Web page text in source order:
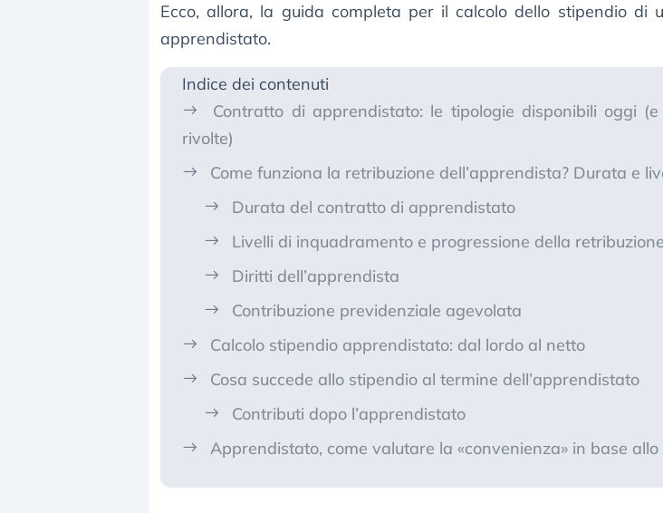
Ecco, allora, la guida completa per il calcolo dello stipendio di
apprendistato.
Indice dei contenuti
Contratto di apprendistato: le tipologie disponibili oggi
rivolte)
Come funziona la retribuzione dell’apprendista? Durata e
Durata del contratto di apprendistato
Livelli di inquadramento e progressione della retribuzione
Diritti dell’apprendista
Contribuzione previdenziale agevolata
Calcolo stipendio apprendistato: dal lordo al netto
Cosa succede allo stipendio al termine dell’apprendistato
Contributi dopo l’apprendistato
Apprendistato, come valutare la «convenienza» in base allo